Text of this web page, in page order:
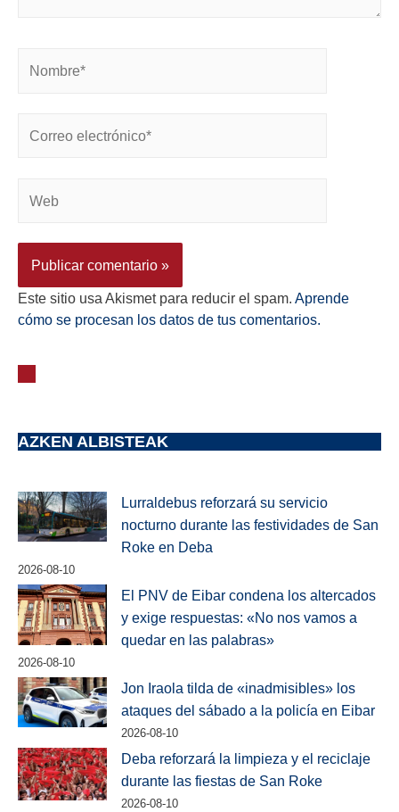
Este sitio usa Akismet para reducir el spam. Aprende
cómo se procesan los datos de tus comentarios.
AZKEN ALBISTEAK
Lurraldebus reforzará su servicio
nocturno durante las festividades de San
Roke en Deba
2026-08-10
El PNV de Eibar condena los altercados
y exige respuestas: «No nos vamos a
quedar en las palabras»
2026-08-10
Jon Iraola tilda de «inadmisibles» los
ataques del sábado a la policía en Eibar
2026-08-10
Deba reforzará la limpieza y el reciclaje
durante las fiestas de San Roke
2026-08-10